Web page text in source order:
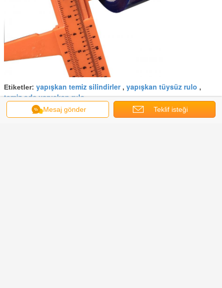
Etiketler: yapışkan temiz silindirler, yapışkan tüysüz rulo ,
temiz oda yapışkan rulo
En İyi Fiyatı Alın
Mesaj gönder Teklif isteği